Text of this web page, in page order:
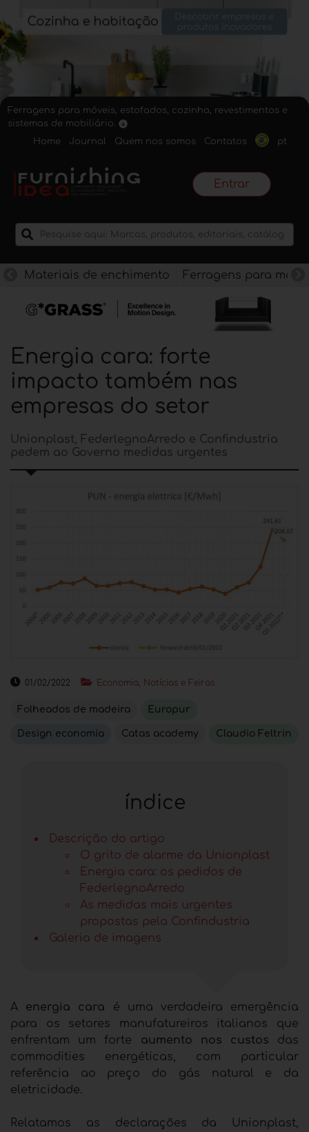
Ferragens para móveis, estofados, cozinha, revestimentos e
sistemas de mobiliário.
Home
Journal Quem nos somos Contatos pt
Entrar
Materiais de enchimento Ferragens para
Energia cara: forte
impacto também nas
empresas do setor
Unionplast, FederlegnoArredo e Confindustria
pedem ao Governo medidas urgentes
01/02/2022 Economia, Notícias e Feiras
Folheados de madeira Europur
Design economia Catas academy Claudio Feltrin
índice
Descrição do artigo
O grito de alarme da Unionplast
Energia cara: os pedidos de
FederlegnoArredo
As medidas mais urgentes
propostas pela Confindustria
Galeria de imagens
A energia cara é uma verdadeira emergência
para os setores manufatureiros italianos que
enfrentam um forte aumento nos custos das
commodities energéticas, com particular
referência ao preço do gás natural e da
eletricidade.
Relatamos as declarações da Unionplast,